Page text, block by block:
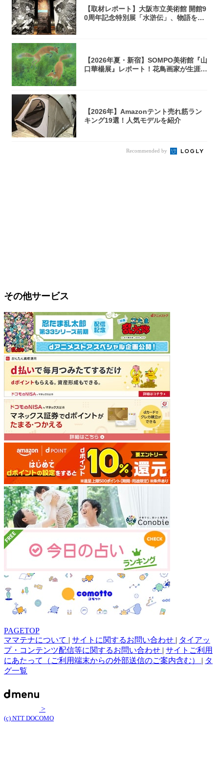
【取材レポート】大阪市立美術館 開館9
0周年記念特別展「水滸伝」、物語を知
【2026年夏・新宿】SOMPO美術館『山
口華楊展』レポート！花鳥画家が生涯描
【2026年】Amazonテント売れ筋ラン
キング19選！人気モデルを紹介
Recommended by
その他サービス
PAGETOP
ママテナについて | サイトに関するお問い合わせ | タイアッ
プ・コンテンツ配信等に関するお問い合わせ | サイトご利用
にあたって（ご利用端末からの外部送信のご案内含む） | タ
グ一覧
>
(c) NTT DOCOMO